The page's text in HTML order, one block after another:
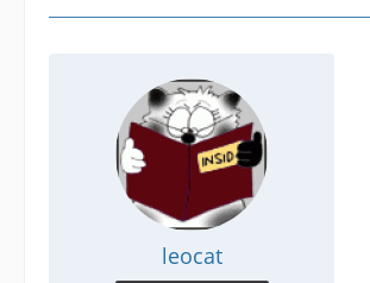
leocat